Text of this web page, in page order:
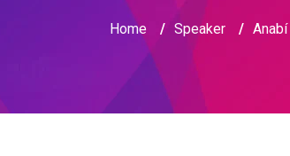
Home / Speaker / Anabí